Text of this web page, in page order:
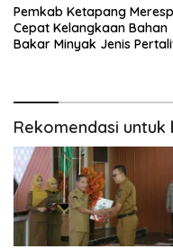
Pemkab Ketapang
Cepat Kelangkaan Bahan
Bakar Minyak Jenis
Rekomendasi untuk